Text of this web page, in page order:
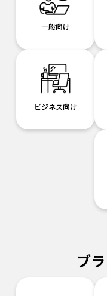
一般向け
ビジネス向け
ブ